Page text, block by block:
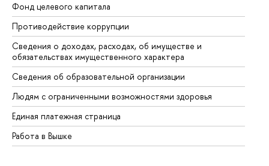
Фонд целевого капитала
Противодействие коррупции
Сведения о доходах, расходах, об имуществе и
обязательствах имущественного характера
Сведения об образовательной организации
Людям с ограниченными возможностями здоровья
Единая платежная страница
Работа в Вышке